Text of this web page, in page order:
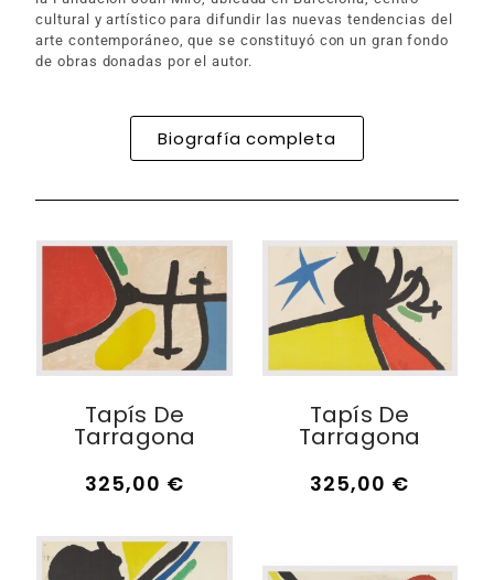
cultural y artístico para difundir las nuevas tendencias del
arte contemporáneo, que se constituyó con un gran fondo
de obras donadas por el autor.
Biografía completa
Tapís De
Tarragona
325,00 €
Tapís De
Tarragona
325,00 €